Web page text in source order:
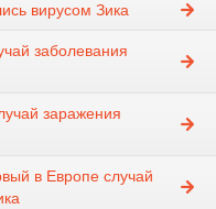
вирусом Зика
заболевания
заражения
в Европе случай